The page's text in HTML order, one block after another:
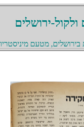
ירושלים
מטעם